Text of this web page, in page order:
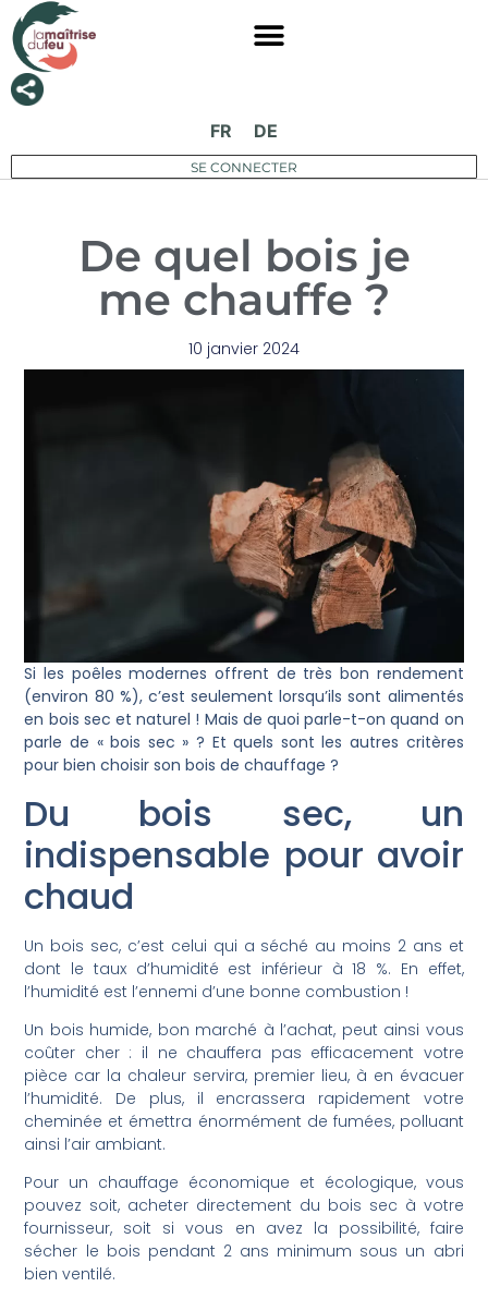
FR DE
SE CONNECTER
De quel bois je
me chauffe ?
10 janvier 2024
Si les poêles modernes offrent de très bon rendement
(environ 80 %), c’est seulement lorsqu’ils sont alimentés
en bois sec et naturel ! Mais de quoi parle-t-on quand on
parle de « bois sec » ? Et quels sont les autres critères
pour bien choisir son bois de chauffage ?
Du bois sec, un
indispensable pour avoir
chaud
Un bois sec, c’est celui qui a séché au moins 2 ans et
dont le taux d’humidité est inférieur à 18 %. En effet,
l’humidité est l’ennemi d’une bonne combustion !
Un bois humide, bon marché à l’achat, peut ainsi vous
coûter cher : il ne chauffera pas efficacement votre
pièce car la chaleur servira, premier lieu, à en évacuer
l’humidité. De plus, il encrassera rapidement votre
cheminée et émettra énormément de fumées, polluant
ainsi l’air ambiant.
Pour un chauffage économique et écologique, vous
pouvez soit, acheter directement du bois sec à votre
fournisseur, soit si vous en avez la possibilité, faire
sécher le bois pendant 2 ans minimum sous un abri
bien ventilé.